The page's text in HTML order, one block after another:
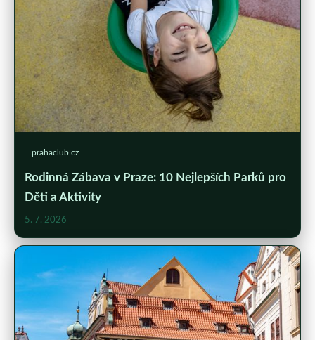
prahaclub.cz
Rodinná Zábava v Praze: 10 Nejlepších Parků pro
Děti a Aktivity
5. 7. 2026